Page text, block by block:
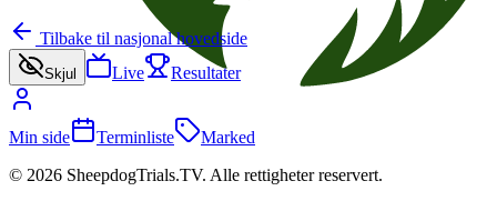
Tilbake til nasjonal hovedside
Skjul Live Resultater
Min side Terminliste
Marked
© 2026 SheepdogTrials.TV. Alle rettigheter reservert.